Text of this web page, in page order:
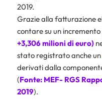
2019.
Grazie alla fatturazione
contare su un
+3,306 milioni di euro)
stato registrato anche un
derivati dalla
(Fonte: MEF- RGS
2019).